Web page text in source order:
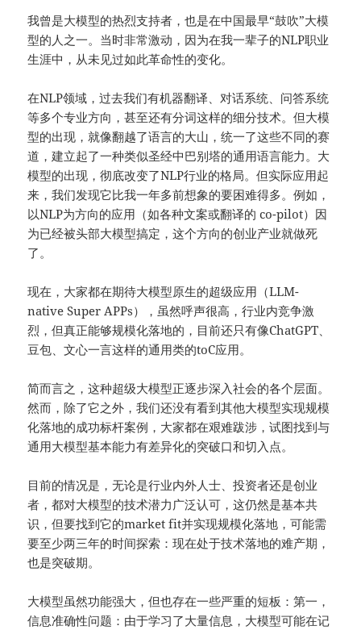
我曾是大模型的热烈支持者，也是在中国最早“鼓吹”大模
型的人之一。当时非常激动，因为在我一辈子的NLP职业
生涯中，从未见过如此革命性的变化。
在NLP领域，过去我们有机器翻译、对话系统、问答系统
等多个专业方向，甚至还有分词这样的细分技术。但大模
型的出现，就像翻越了语言的大山，统一了这些不同的赛
道，建立起了一种类似圣经中巴别塔的通用语言能力。大
模型的出现，彻底改变了NLP行业的格局。但实际应用起
来，我们发现它比我一年多前想象的要困难得多。例如，
以NLP为方向的应用（如各种文案或翻译的 co-pilot）因
为已经被头部大模型搞定，这个方向的创业产业就做死
了。
现在，大家都在期待大模型原生的超级应用（LLM-
native Super APPs），虽然呼声很高，行业内竞争激
烈，但真正能够规模化落地的，目前还只有像ChatGPT、
豆包、文心一言这样的通用类的toC应用。
简而言之，这种超级大模型正逐步深入社会的各个层面。
然而，除了它之外，我们还没有看到其他大模型实现规模
化落地的成功标杆案例，大家都在艰难跋涉，试图找到与
通用大模型基本能力有差异化的突破口和切入点。
目前的情况是，无论是行业内外人士、投资者还是创业
者，都对大模型的技术潜力广泛认可，这仍然是基本共
识，但要找到它的market fit并实现规模化落地，可能需
要至少两三年的时间探索：现在处于技术落地的难产期，
也是突破期。
大模型虽然功能强大，但也存在一些严重的短板：第一，
信息准确性问题：由于学习了大量信息，大模型可能在记